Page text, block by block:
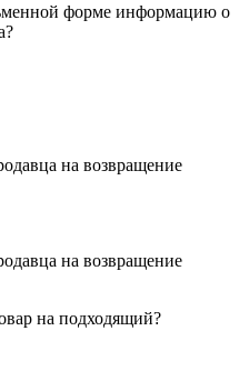
форме информацию о
на возвращение
на возвращение
на подходящий?